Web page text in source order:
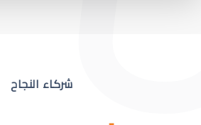
ضعف نظر مفاجئشركاء النجاح